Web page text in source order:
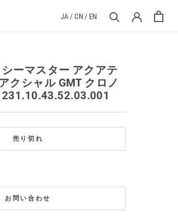
JA/ CN/ EN
シーマスター アクアテ
クシャル GMT クロノ
売り切れ
お問い合わせ